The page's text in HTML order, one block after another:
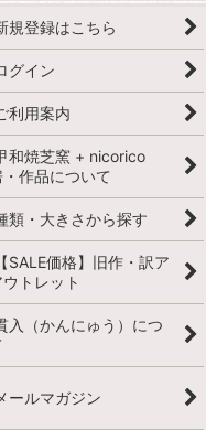
規登録はこちら
グイン
利用案内
和焼芝窯 + nicorico
・作品について
類・大きさから探す
【SALE価格】旧作・訳ア
ウトレット
入（かんにゅう）につ
ールマガジン